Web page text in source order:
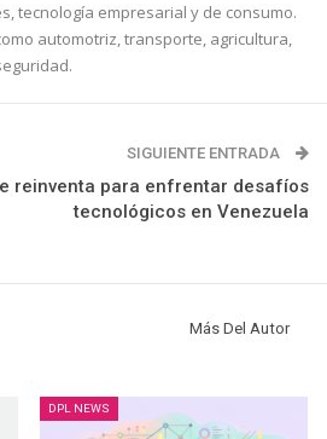
tecnología empresarial y de consumo.
automotriz, transporte, agricultura,
SIGUIENTE ENTRADA
reinventa para enfrentar desafíos
tecnológicos en Venezuela
Más Del Autor
DPL NEWS